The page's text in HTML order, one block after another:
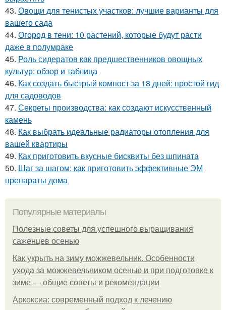
43. Овощи для тенистых участков: лучшие варианты для
вашего сада
44. Огород в тени: 10 растений, которые будут расти
даже в полумраке
45. Роль сидератов как предшественников овощных
культур: обзор и таблица
46. Как создать быстрый компост за 18 дней: простой гид
для садоводов
47. Секреты производства: как создают искусственный
камень
48. Как выбрать идеальные радиаторы отопления для
вашей квартиры
49. Как приготовить вкусные бисквиты без шпината
50. Шаг за шагом: как приготовить эффективные ЭМ
препараты дома
Популярные материалы
Полезные советы для успешного выращивания
саженцев осенью
Как укрыть на зиму можжевельник. Особенности
ухода за можжевельником осенью и при подготовке к
зиме — общие советы и рекомендации
Аркоксиа: современный подход к лечению